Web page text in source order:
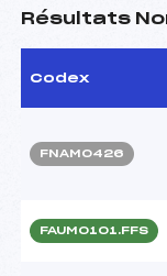
Résultats
Codex
FNAM0426
FAUM0101.FFS